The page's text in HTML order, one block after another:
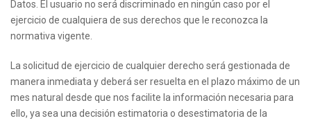
Datos. El usuario no será discriminado en ningún caso por el
ejercicio de cualquiera de sus derechos que le reconozca la
normativa vigente.
La solicitud de ejercicio de cualquier derecho será gestionada de
manera inmediata y deberá ser resuelta en el plazo máximo de un
mes natural desde que nos facilite la información necesaria para
ello, ya sea una decisión estimatoria o desestimatoria de la